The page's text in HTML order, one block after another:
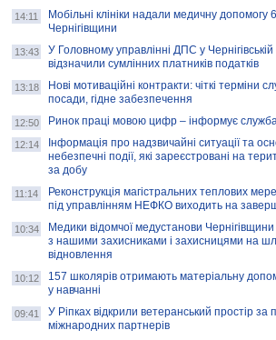
14:11
Мобільні клініки надали медичну
Чернігівщини
13:43
У Головному управлінні ДПС у Чернігівській
відзначили сумлінних платників податків
13:18
Нові мотиваційні контракти: чіткі терміни
посади, гідне забезпечення
12:50 Ринок праці мовою цифр – інформує служба
12:14
Інформація про надзвичайні ситуації та
небезпечні події, які зареєстровані на
за добу
11:14
Реконструкція магістральних теплових
під управлінням НЕФКО виходить на
10:34
Медики відомчої медустанови
з нашими захисниками і захисницями на
відновлення
10:12
157 школярів отримають матеріальну
у навчанні
09:41
У Ріпках відкрили ветеранський простір за
міжнародних партнерів